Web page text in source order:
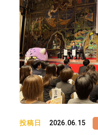
投稿日 2026.06.15